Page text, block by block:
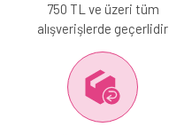
750 TL ve üzeri tüm
alışverişlerde geçerlidir